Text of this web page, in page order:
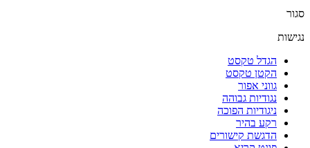
סגור
נגישות
הגדל טקסט
הקטן טקסט
גווני אפור
נגודיות גבוהה
ניגודיות הפוכה
רקע בהיר
הדגשת קישורים